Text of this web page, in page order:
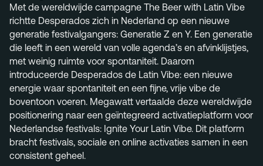
Contact
info@megawatt.agency
Met de wereldwijde campagne The Beer with Latin Vibe
richtte Desperados zich in Nederland op een nieuwe
generatie festivalgangers: Generatie Z en Y. Een generatie
die leeft in een wereld van volle agenda’s en afvinklijstjes,
met weinig ruimte voor spontaniteit. Daarom
introduceerde Desperados de Latin Vibe: een nieuwe
energie waar spontaniteit en een fijne, vrije vibe de
boventoon voeren. Megawatt vertaalde deze wereldwijde
positionering naar een geïntegreerd activatieplatform voor
Nederlandse festivals: Ignite Your Latin Vibe. Dit platform
bracht festivals, sociale en online activaties samen in een
consistent geheel.